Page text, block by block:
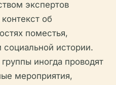
экспертов
об
поместья,
истории.
иногда проводят
мероприятия,